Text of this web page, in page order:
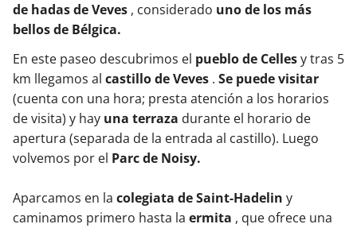
de hadas de Veves , considerado uno de los más
bellos de Bélgica.
En este paseo descubrimos el pueblo de Cellesy tras 5
km llegamos al castillo de Veves . Se puede visitar
(cuenta con una hora; presta atención a los horarios
de visita) y hay una terraza durante el horario de
apertura (separada de la entrada al castillo). Luego
volvemos por el Parc de Noisy.
Aparcamos en la colegiata de Saint-Hadelin y
caminamos primero hasta la ermita , que ofrece una